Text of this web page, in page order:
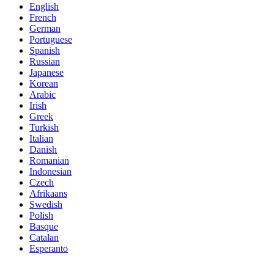
English
French
German
Portuguese
Spanish
Russian
Japanese
Korean
Arabic
Irish
Greek
Turkish
Italian
Danish
Romanian
Indonesian
Czech
Afrikaans
Swedish
Polish
Basque
Catalan
Esperanto